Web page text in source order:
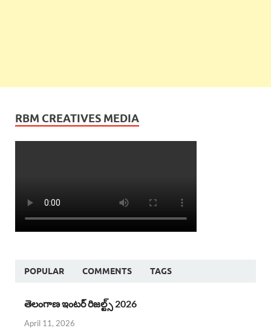
RBM CREATIVES MEDIA
POPULAR COMMENTS TAGS
తెలంగాణ ఇంటర్ రిజల్ట్స్ 2026
April 11, 2026